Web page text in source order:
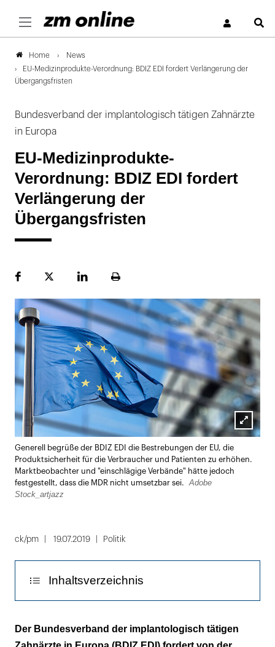
Home
News
EU-Medizinprodukte-Verordnung: BDIZ EDI fordert Verlängerung der
Übergangsfristen
Bundesverband der implantologisch tätigen Zahnärzte
in Europa
EU-Medizinprodukte-
Verordnung: BDIZ EDI fordert
Verlängerung der
Übergangsfristen
FacebookPlattformLinekdInSeite
Lightbox
Generell begrüße der BDIZ EDI die Bestrebungen der EU, die
Produktsicherheit für die Verbraucher und Patienten zu erhöhen.
Marktbeobachter und "einschlägige Verbände" hätte jedoch
festgestellt, dass die MDR nicht umsetzbar sei.
Adobe
Stock_artjazz
ck/pm 19.07.2019 Politik
Inhaltsverzeichnis
"Bislang stoßen alle Versuche, eine
Fristverlängerung bei der EU-Kommission zu
Der Bundesverband der implantologisch tätigen